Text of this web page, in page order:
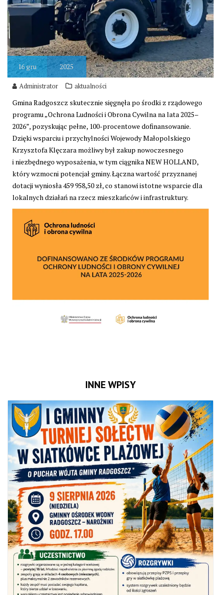
16gru 2025
Administrator aktualności
Gmina Radgoszcz skutecznie sięgnęła po środki z rządowego
programu „Ochrona Ludności i Obrona Cywilna na lata 2025–
2026”, pozyskując pełne, 100-procentowe dofinansowanie.
Dzięki wsparciu i przychylności Wojewody Małopolskiego
Krzysztofa Klęczara możliwy był zakup nowoczesnego
i niezbędnego wyposażenia, w tym ciągnika NEW HOLLAND,
który wzmocni potencjał gminy. Łączna wartość przyznanej
dotacji wyniosła 459 958,50 zł, co stanowi istotne wsparcie dla
lokalnych działań na rzecz mieszkańców i infrastruktury.
INNE WPISY